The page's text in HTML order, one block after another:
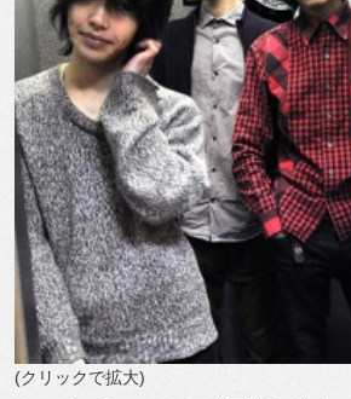
(クリックで拡大)